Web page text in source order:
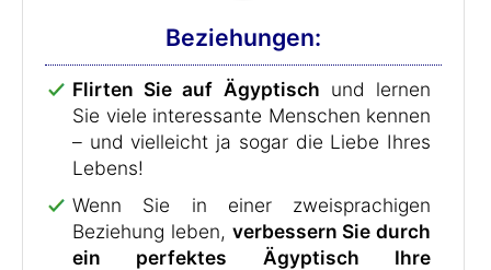
Beziehungen:
Flirten Sie auf Ägyptisch und lernen
Sie viele interessante Menschen kennen
– und vielleicht ja sogar die Liebe Ihres
Lebens!
Wenn Sie in einer zweisprachigen
Beziehung leben, verbessern Sie durch
ein perfektes Ägyptisch Ihre